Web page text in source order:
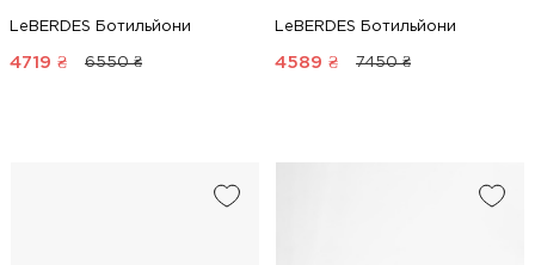
LeBERDES Ботильйони
4719 ₴ 6550 ₴
LeBERDES Ботильйони
4589 ₴ 7450 ₴